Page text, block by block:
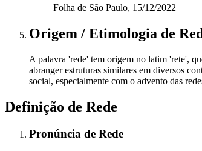
Folha de São Paulo, 15/12/2022
Origem / Etimologia de
A palavra 'rede' tem origem no latim 'rete',
abranger estruturas similares em diversos
social, especialmente com o advento das
Definição de Rede
Pronúncia de Rede